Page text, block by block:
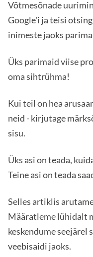
Võtmesõnade
Google'i ja teisi
inimeste jaoks
Üks parimaid viise
oma sihtrühma!
Kui teil on hea
neid - kirjutage
sisu.
Üks asi on teada,
Teine asi on teada
Selles artiklis
Määratleme lühidalt
keskendume seejärel
veebisaidi jaoks.